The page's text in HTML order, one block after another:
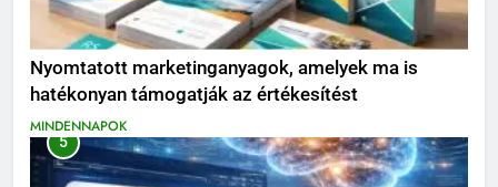
Nyomtatott marketinganyagok, amelyek ma is
hatékonyan támogatják az értékesítést
MINDENNAPOK
5